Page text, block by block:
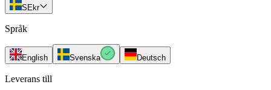
SEkr
Språk
English Svenska Deutsch
Leverans till